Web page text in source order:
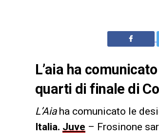
L’aia ha
quarti di finale di
L’Aiaha comunicato le
Italia. Juve – Frosinone